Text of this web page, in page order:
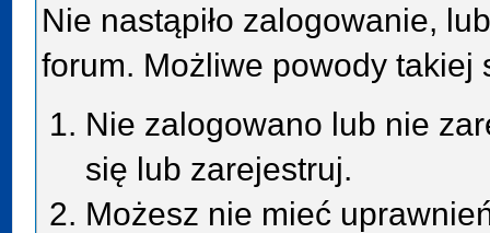
Nie nastąpiło zalogowanie,
forum. Możliwe powody takiej
Nie zalogowano lub nie
się lub zarejestruj.
Możesz nie mieć